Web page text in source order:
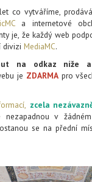
co vytváříme,
a internetové
je, že každý web
divizi MediaMC.
na odkaz níže
je ZDARMApro
zcela
nezapadnou v
se na přední